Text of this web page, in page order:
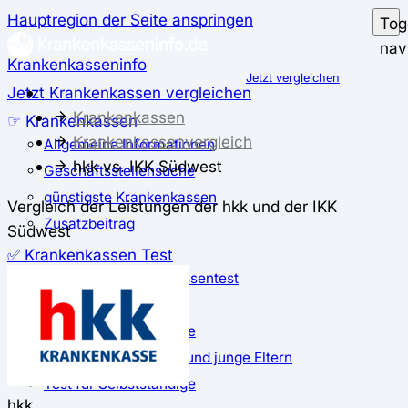
Hauptregion der Seite anspringen
Krankenkasseninfo
Jetzt Krankenkassen vergleichen
☞ Krankenkassen
Allgemeine Informationen
Geschäftsstellensuche
günstigste Krankenkassen
Zusatzbeitrag
✅ Krankenkassen Test
Der große Krankenkassentest
Test für Studierende
Test für Auszubildende
Test für Schwangere und junge Eltern
Test für Selbstständige
Jetzt vergleichen
Krankenkassen
Krankenkassenvergleich
hkk vs. IKK Südwest
Vergleich der Leistungen der hkk und der IKK
Südwest